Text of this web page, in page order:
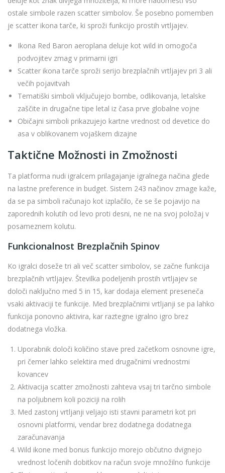
ostale simbole razen scatter simbolov. Še posebno pomemben
je scatter ikona tarče, ki sproži funkcijo prostih vrtljajev.
Ikona Red Baron aeroplana deluje kot wild in omogoča
podvojitev zmag v primarni igri
Scatter ikona tarče sproži serijo brezplačnih vrtljajev pri 3 ali
večih pojavitvah
Tematiški simboli vključujejo bombe, odlikovanja, letalske
zaščite in drugačne tipe letal iz časa prve globalne vojne
Običajni simboli prikazujejo kartne vrednost od devetice do
asa v oblikovanem vojaškem dizajne
Taktične Možnosti in Zmožnosti
Ta platforma nudi igralcem prilagajanje igralnega načina glede
na lastne preference in budget. Sistem 243 načinov zmage kaže,
da se pa simboli računajo kot izplačilo, če se še pojavijo na
zaporednih kolutih od levo proti desni, ne ne na svoj položaj v
posameznem kolutu.
Funkcionalnost Brezplačnih Spinov
Ko igralci doseže tri ali več scatter simbolov, se začne funkcija
brezplačnih vrtljajev. Številka podeljenih prostih vrtljajev se
določi naključno med 5 in 15, kar dodaja element preseneča
vsaki aktivaciji te funkcije. Med brezplačnimi vrtljanji se pa lahko
funkcija ponovno aktivira, kar raztegne igralno igro brez
dodatnega vložka.
Uporabnik določi količino stave pred začetkom osnovne igre,
pri čemer lahko selektira med drugačnimi vrednostmi
kovancev
Aktivacija scatter zmožnosti zahteva vsaj tri tarčno simbole
na poljubnem koli poziciji na rolih
Med zastonj vrtljanji veljajo isti stavni parametri kot pri
osnovni platformi, vendar brez dodatnega dodatnega
zaračunavanja
Wild ikone med bonus funkcijo morejo občutno dvignejo
vrednost ločenih dobitkov na račun svoje množilno funkcije